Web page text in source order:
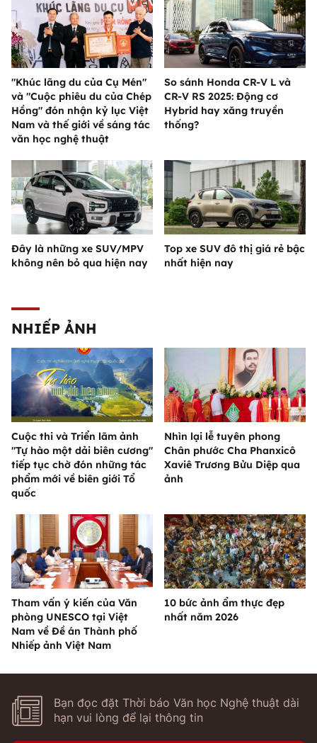
"Khúc lãng du của Cụ Mén"
và "Cuộc phiêu du của Chép
Hồng" đón nhận kỷ lục Việt
Nam và thế giới về sáng tác
văn học nghệ thuật
So sánh Honda CR-V L và
CR-V RS 2025: Động cơ
Hybrid hay xăng truyền
thống?
Đây là những xe SUV/MPV
không nên bỏ qua hiện nay
Top xe SUV đô thị giá rẻ bậc
nhất hiện nay
NHIẾP ẢNH
Cuộc thi và Triển lãm ảnh
"Tự hào một dải biên cương"
tiếp tục chờ đón những tác
phẩm mới về biên giới Tổ
quốc
Nhìn lại lễ tuyên phong
Chân phước Cha Phanxicô
Xaviê Trương Bửu Diệp qua
ảnh
Tham vấn ý kiến của Văn
phòng UNESCO tại Việt
Nam về Đề án Thành phố
Nhiếp ảnh Việt Nam
10 bức ảnh ẩm thực đẹp
nhất năm 2026
Bạn đọc đặt Thời báo Văn học Nghệ thuật dài
hạn vui lòng để lại thông tin